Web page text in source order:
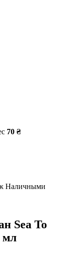
70 ₴
Наличными
Sea To
мл